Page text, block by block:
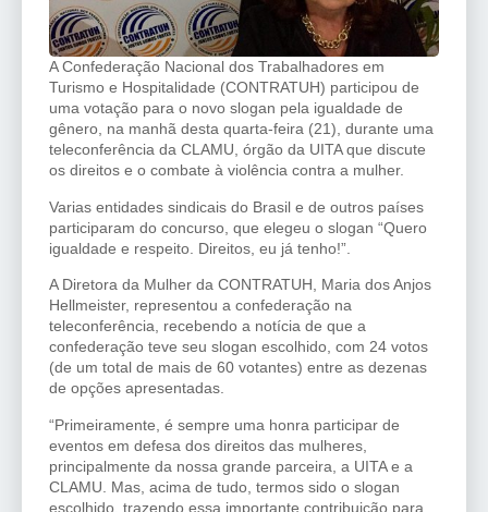
A Confederação Nacional dos Trabalhadores em
Turismo e Hospitalidade (CONTRATUH) participou de
uma votação para o novo slogan pela igualdade de
gênero, na manhã desta quarta-feira (21), durante uma
teleconferência da CLAMU, órgão da UITA que discute
os direitos e o combate à violência contra a mulher.
Varias entidades sindicais do Brasil e de outros países
participaram do concurso, que elegeu o slogan “Quero
igualdade e respeito. Direitos, eu já tenho!”.
A Diretora da Mulher da CONTRATUH, Maria dos Anjos
Hellmeister, representou a confederação na
teleconferência, recebendo a notícia de que a
confederação teve seu slogan escolhido, com 24 votos
(de um total de mais de 60 votantes) entre as dezenas
de opções apresentadas.
“Primeiramente, é sempre uma honra participar de
eventos em defesa dos direitos das mulheres,
principalmente da nossa grande parceira, a UITA e a
CLAMU. Mas, acima de tudo, termos sido o slogan
escolhido, trazendo essa importante contribuição para